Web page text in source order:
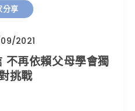
分享
2021
不再依賴父母學會獨
挑戰